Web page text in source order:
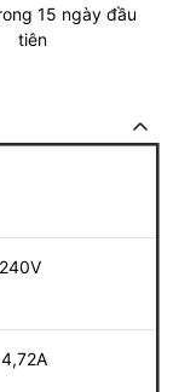
15 ngày đầu
tiên